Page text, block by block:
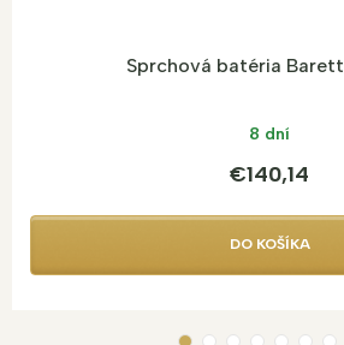
Sprchová batéria
8 dní
€140,14
DO KOŠÍKA